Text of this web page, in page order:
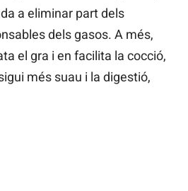
a eliminar part dels
dels gasos. A més,
el gra i en facilita la cocció,
més suau i la digestió,